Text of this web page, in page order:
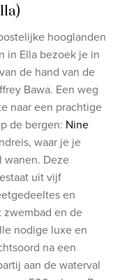
hooglanden
in Ella bezoek je in
de hand van de
Bawa. Een weg
naar een prachtige
de bergen: Nine
waar je je
Deze
uit vijf
en
en de
nodige luxe en
na een
aan de waterval